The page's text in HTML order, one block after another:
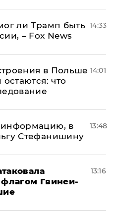
ли Трамп быть
– Fox News
14:33
в Польше
что
14:01
информацию, в
Стефанишину
13:48
Гвинеи-
13:16